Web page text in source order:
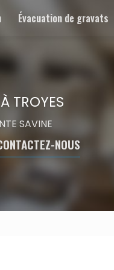
Évacuation de gravats
TROYES
SAVINE
NOUS